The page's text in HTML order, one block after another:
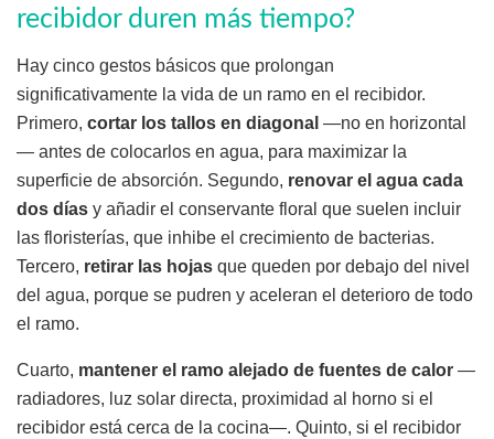
recibidor duren más tiempo?
Hay cinco gestos básicos que prolongan
significativamente la vida de un ramo en el recibidor.
Primero, cortar los tallos en diagonal —no en horizontal
— antes de colocarlos en agua, para maximizar la
superficie de absorción. Segundo, renovar el agua cada
dos días y añadir el conservante floral que suelen incluir
las floristerías, que inhibe el crecimiento de bacterias.
Tercero, retirar las hojas que queden por debajo del nivel
del agua, porque se pudren y aceleran el deterioro de todo
el ramo.
Cuarto, mantener el ramo alejado de fuentes de calor —
radiadores, luz solar directa, proximidad al horno si el
recibidor está cerca de la cocina—. Quinto, si el recibidor